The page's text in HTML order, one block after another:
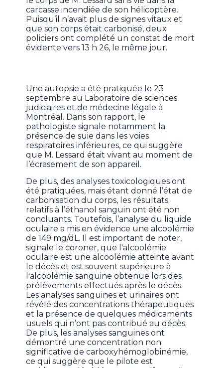
carcasse incendiée de son hélicoptère.
Puisqu’il n’avait plus de signes vitaux et
que son corps était carbonisé, deux
policiers ont complété un constat de mort
évidente vers 13 h 26, le même jour.
Une autopsie a été pratiquée le 23
septembre au Laboratoire de sciences
judiciaires et de médecine légale à
Montréal. Dans son rapport, le
pathologiste signale notamment la
présence de suie dans les voies
respiratoires inférieures, ce qui suggère
que M. Lessard était vivant au moment de
l’écrasement de son appareil.
De plus, des analyses toxicologiques ont
été pratiquées, mais étant donné l’état de
carbonisation du corps, les résultats
relatifs à l’éthanol sanguin ont été non
concluants. Toutefois, l’analyse du liquide
oculaire a mis en évidence une alcoolémie
de 149 mg/dL. Il est important de noter,
signale le coroner, que l'alcoolémie
oculaire est une alcoolémie atteinte avant
le décès et est souvent supérieure à
l'alcoolémie sanguine obtenue lors des
prélèvements effectués après le décès.
Les analyses sanguines et urinaires ont
révélé des concentrations thérapeutiques
et la présence de quelques médicaments
usuels qui n’ont pas contribué au décès.
De plus, les analyses sanguines ont
démontré une concentration non
significative de carboxyhémoglobinémie,
ce qui suggère que le pilote est